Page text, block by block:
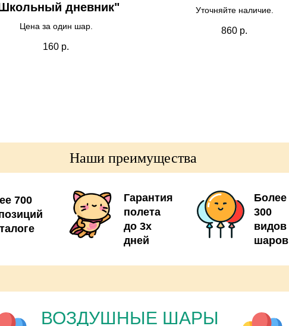
дневник"
Цена за один шар.
160 р.
Уточняйте наличие.
860 р.
Наши преимущества
700
Гарантия
полета
до 3х
дней
Более
300
видов
шаров
ВОЗДУШНЫЕ ШАРЫ